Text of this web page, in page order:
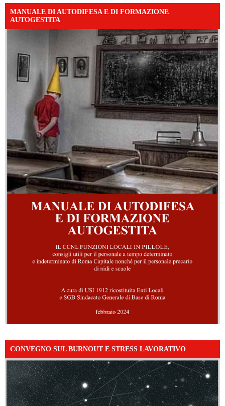
MANUALE DI AUTODIFESA E DI FORMAZIONE
AUTOGESTITA
CONVEGNO SUL BURNOUT E STRESS LAVORATIVO